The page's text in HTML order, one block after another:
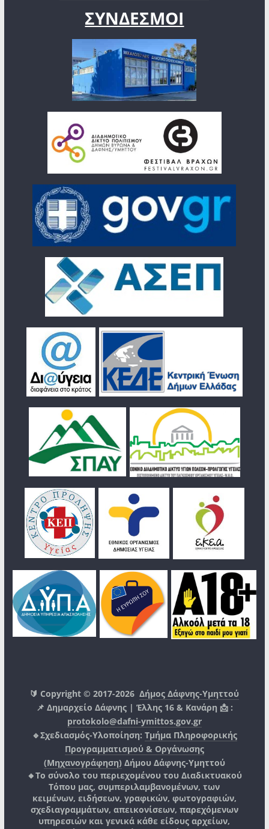
ΣΥΝΔΕΣΜΟΙ
🔰 Copyright © 2017-2026Δήμος Δάφνης-Υμηττού
📌 Δημαρχείο Δάφνης | Έλλης 16 & Κανάρη 📩 :
protokolo@dafni-ymittos.gov.gr
🔹Σχεδιασμός-Υλοποίηση: Τμήμα Πληροφορικής
Προγραμματισμού & Οργάνωσης
(Μηχανογράφηση) Δήμου Δάφνης-Υμηττού
🔸Το σύνολο του περιεχομένου του Διαδικτυακού
Τόπου μας, συμπεριλαμβανομένων, των
κειμένων, ειδήσεων, γραφικών, φωτογραφιών,
σχεδιαγραμμάτων, απεικονίσεων, παρεχόμενων
υπηρεσιών και γενικά κάθε είδους αρχείων,